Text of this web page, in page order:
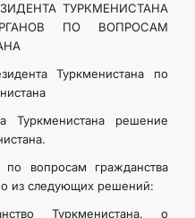
ТУРКМЕНИСТАНА
ПО ВОПРОСАМ
Туркменистана по
Туркменистана решение
по вопросам гражданства
из следующих решений:
Туркменистана, о